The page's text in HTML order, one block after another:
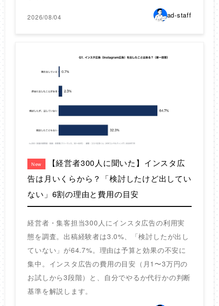
2026/08/04 ad-staff
New
【経営者300人に聞いた】インスタ広
告は月いくらから？「検討したけど出してい
ない」6割の理由と費用の目安
経営者・集客担当300人にインスタ広告の利用実
態を調査。出稿経験者は3.0%、「検討したが出し
ていない」が64.7%。理由は予算と効果の不安に
集中。インスタ広告の費用の目安（月1〜3万円の
お試しから3段階）と、自分でやるか代行かの判断
基準を解説します。